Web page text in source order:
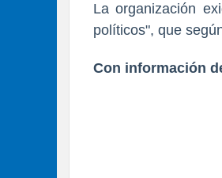
La organización
políticos", que
Con información